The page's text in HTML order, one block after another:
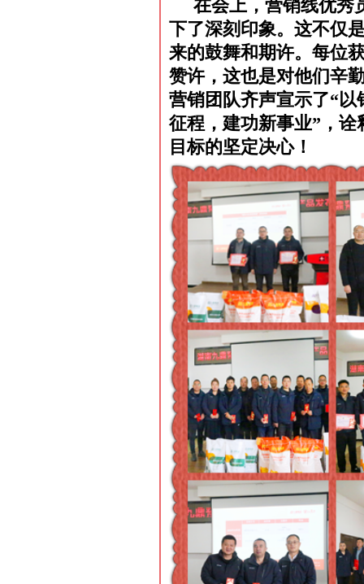
在会上，营销线优秀
下了深刻印象。这不仅
来的鼓舞和期许。每位
赞许，这也是对他们辛
营销团队齐声宣示了“
征程，建功新事业”，
目标的坚定决心！